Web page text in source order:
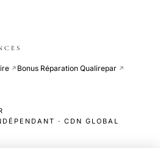
↗ Bonus Réparation Qualirepar ↗
· CDN GLOBAL